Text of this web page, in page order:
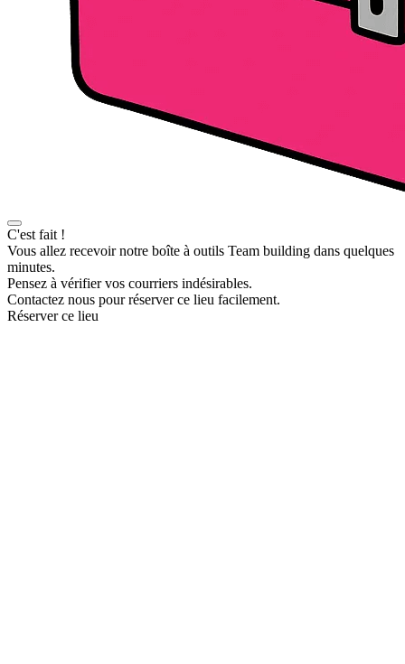
C'est fait !
Vous allez recevoir notre boîte à outils Team building dans quelques
minutes.
Pensez à vérifier vos courriers indésirables.
Contactez nous pour réserver ce lieu facilement.
Réserver ce lieu